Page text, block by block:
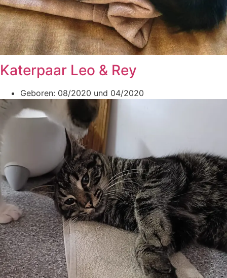
Katerpaar Leo & Rey
Geboren: 08/2020 und 04/2020